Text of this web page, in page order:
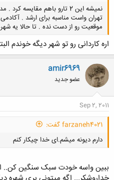
نمیشه این 2 تارو باهم
تهران واست مناسبه برای ارشد .
موقعیت رو از دست نده . تا حالا یه
اره کاردانی رو تو شهر دیگه خوندم البته 2 ساعت تا شهرمون فاصله
amir6969
عضو جدید
Sep 2, 2011
farzaneh4021 گفت:
دارم دیونه میشم.ای خدا چیکار کنم
ببین واسه خودت سبک سنگین کن..